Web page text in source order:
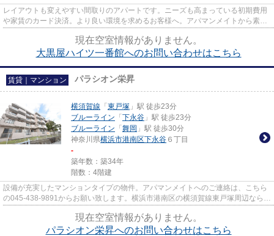
レイアウトも変えやすい間取りのアパートです。ニーズも高まっている初期費用
や家賃のカード決済。より良い環境を求めるお客様へ。アパマンメイトから素敵
現在空室情報がありません。
大黒屋ハイツ一番館へのお問い合わせはこちら
賃貸｜マンション パラシオン栄昇
横須賀線 「 東戸塚 」駅 徒歩23分
ブルーライン 「 下永谷 」駅 徒歩23分
ブルーライン 「 舞岡 」駅 徒歩30分
神奈川県横浜市港南区下永谷 ６丁目
-
築年数：築34年
階数：4階建
設備が充実したマンションタイプの物件。アパマンメイトへのご連絡は、こちら
の045-438-9891からお願い致します。横浜市港南区の横須賀線東戸塚周辺なら当
現在空室情報がありません。
パラシオン栄昇へのお問い合わせはこちら